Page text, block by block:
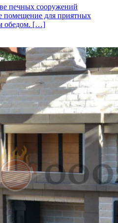
печных сооружений
помещение для приятных
обедом. […]